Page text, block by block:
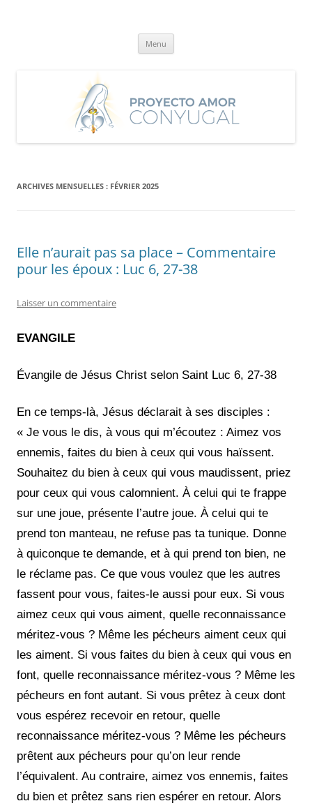
Menu
ARCHIVES MENSUELLES : FÉVRIER 2025
Elle n’aurait pas sa place – Commentaire
pour les époux : Luc 6, 27-38
Laisser un commentaire
EVANGILE
Évangile de Jésus Christ selon Saint Luc 6, 27-38
En ce temps-là, Jésus déclarait à ses disciples :
« Je vous le dis, à vous qui m’écoutez : Aimez vos
ennemis, faites du bien à ceux qui vous haïssent.
Souhaitez du bien à ceux qui vous maudissent, priez
pour ceux qui vous calomnient. À celui qui te frappe
sur une joue, présente l’autre joue. À celui qui te
prend ton manteau, ne refuse pas ta tunique. Donne
à quiconque te demande, et à qui prend ton bien, ne
le réclame pas. Ce que vous voulez que les autres
fassent pour vous, faites-le aussi pour eux. Si vous
aimez ceux qui vous aiment, quelle reconnaissance
méritez-vous ? Même les pécheurs aiment ceux qui
les aiment. Si vous faites du bien à ceux qui vous en
font, quelle reconnaissance méritez-vous ? Même les
pécheurs en font autant. Si vous prêtez à ceux dont
vous espérez recevoir en retour, quelle
reconnaissance méritez-vous ? Même les pécheurs
prêtent aux pécheurs pour qu’on leur rende
l’équivalent. Au contraire, aimez vos ennemis, faites
du bien et prêtez sans rien espérer en retour. Alors